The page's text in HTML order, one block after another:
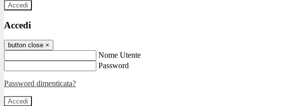
Accedi
Accedi
button close ×
Nome Utente
Password
Password dimenticata?